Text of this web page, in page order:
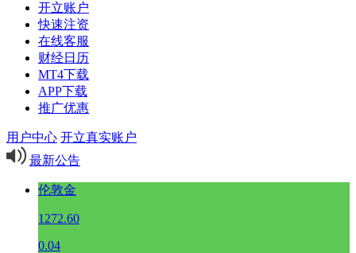
开立账户
快速注资
在线客服
财经日历
MT4下载
APP下载
推广优惠
用户中心 开立真实账户
最新公告
伦敦金
1272.60
0.04